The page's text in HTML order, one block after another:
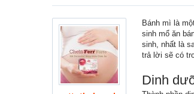
Bánh mì là
sinh mổ ăn
sinh, nhất là
trả lời sẽ có
Dinh